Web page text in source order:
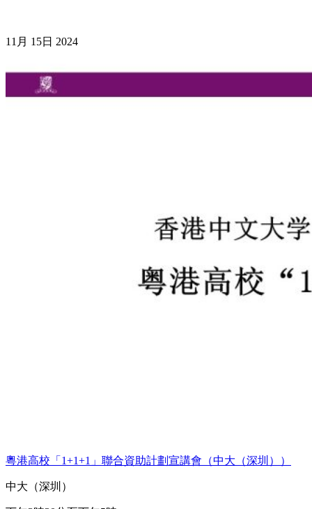
11月 15日 2024
粵港高校「1+1+1」聯合資助計劃宣講會 （中大（深圳））
中大（深圳）